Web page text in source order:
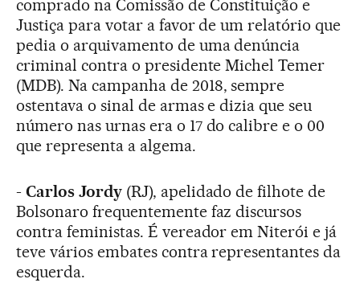
comprado na Comissão de Constituição e
Justiça para votar a favor de um relatório que
pedia o arquivamento de uma denúncia
criminal contra o presidente Michel Temer
(MDB). Na campanha de 2018, sempre
ostentava o sinal de armas e dizia que seu
número nas urnas era o 17 do calibre e o 00
que representa a algema.
- Carlos Jordy(RJ), apelidado de filhote de
Bolsonaro frequentemente faz discursos
contra feministas. É vereador em Niterói e já
teve vários embates contra representantes da
esquerda.